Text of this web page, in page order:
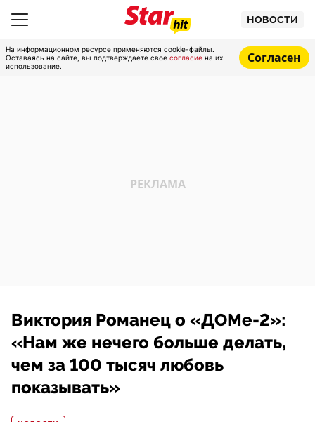
НОВОСТИ
На информационном ресурсе применяются cookie-файлы.
Оставаясь на сайте, вы подтверждаете свое согласие на их
использование.
Согласен
Виктория Романец о «ДОМе-2»:
«Нам же нечего больше делать,
чем за 100 тысяч любовь
показывать»